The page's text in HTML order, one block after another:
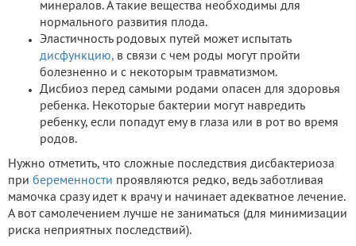
минералов. А такие вещества необходимы для
нормального развития плода.
Эластичность родовых путей может испытать
дисфункцию, в связи с чем роды могут пройти
болезненно и с некоторым травматизмом.
Дисбиоз перед самыми родами опасен для здоровья
ребенка. Некоторые бактерии могут навредить
ребенку, если попадут ему в глаза или в рот во время
родов.
Нужно отметить, что сложные последствия дисбактериоза
при беременности проявляются редко, ведь заботливая
мамочка сразу идет к врачу и начинает адекватное лечение.
А вот самолечением лучше не заниматься (для минимизации
риска неприятных последствий).